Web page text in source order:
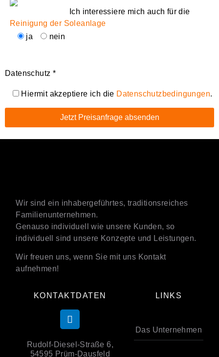
Ich interessiere mich auch für die
Reinigung der Soleanlage
ja
nein
Datenschutz *
Hiermit akzeptiere ich die Datenschutzbedingungen.
Wir sind ein inhabergeführtes, traditionsreiches
Familienunternehmen.
Genauso individuell wie unsere Kunden, so
individuell sind unsere Konzepte und Leistungen.
Wir freuen uns, wenn Sie mit uns Kontakt
aufnehmen!
KONTAKTDATEN
Rudolf-Diesel-Straße 6,
54595 Prüm-Dausfeld
LINKS
Das Unternehmen